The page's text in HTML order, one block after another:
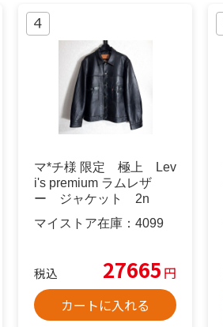
マ*チ様 限定 極上 Lev
i's premium ラムレザ
ー ジャケット 2n
マイストア在庫： 4099
税込 27665 円
カートに入れる